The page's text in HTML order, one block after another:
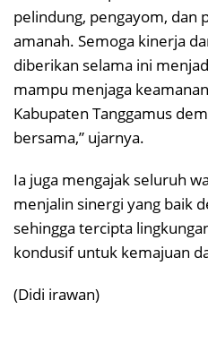
pelindung, pengayom, dan
amanah. Semoga kinerja
diberikan selama ini
mampu menjaga
Kabupaten Tanggamus
bersama,” ujarnya.
Ia juga mengajak seluruh
menjalin sinergi yang baik
sehingga tercipta
kondusif untuk kemajuan
(Didi irawan)